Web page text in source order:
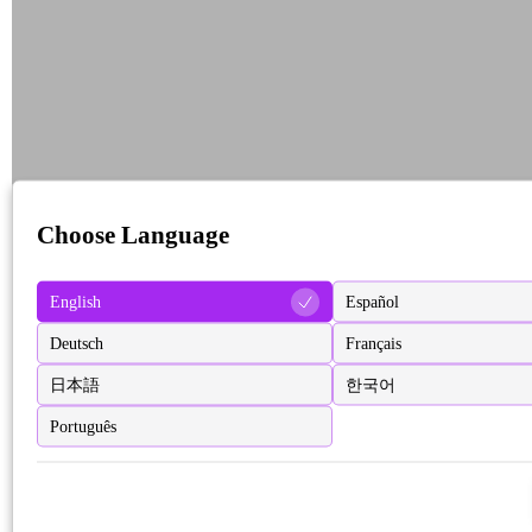
Choose Language
English Español
Deutsch Français
日本語 한국어
Português